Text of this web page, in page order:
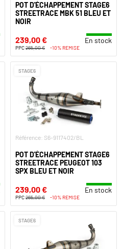
POT D'ÉCHAPPEMENT STAGE6
STREETRACE MBK 51 BLEU ET
NOIR
239,00 € En stock
PPC265,00 € -10% REMISE
STAGE6
Référence: S6-9117402/BL
POT D'ÉCHAPPEMENT STAGE6
STREETRACE PEUGEOT 103
SPX BLEU ET NOIR
239,00 € En stock
PPC265,00 € -10% REMISE
STAGE6